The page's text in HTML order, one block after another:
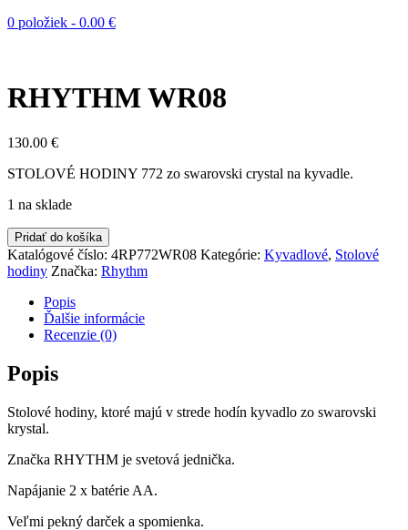
0 položiek - 0.00 €
RHYTHM WR08
130.00 €
STOLOVÉ HODINY 772 zo swarovski crystal na kyvadle.
1 na sklade
Pridať do košíka
Katalógové číslo: 4RP772WR08 Kategórie: Kyvadlové, Stolové
hodiny Značka: Rhythm
Popis
Ďalšie informácie
Recenzie (0)
Popis
Stolové hodiny, ktoré majú v strede hodín kyvadlo zo swarovski
krystal.
Značka RHYTHM je svetová jednička.
Napájanie 2 x batérie AA.
Veľmi pekný darček a spomienka.